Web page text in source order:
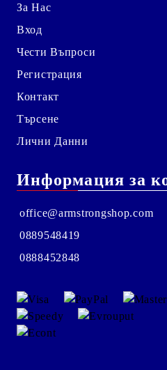
За Нас
Вход
Чести Въпроси
Регистрация
Контакт
Търсене
Лични Данни
Информация за
office@armstrongshop.com
0889548419
0888452848